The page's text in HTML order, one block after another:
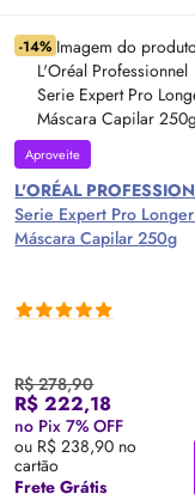
-14%
Aproveite
L'ORÉAL
Serie Expert Pro
Máscara Capilar 250g
R$ 278,90
R$ 222,18
no Pix 7% OFF
ou R$ 238,90 no
cartão
Frete Grátis